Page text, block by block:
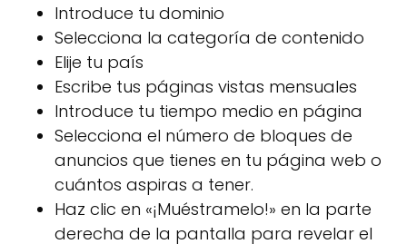
Introduce tu dominio
Selecciona la categoría de contenido
Elije tu país
Escribe tus páginas vistas mensuales
Introduce tu tiempo medio en página
Selecciona el número de bloques de
anuncios que tienes en tu página web o
cuántos aspiras a tener.
Haz clic en «¡Muéstramelo!» en la parte
derecha de la pantalla para revelar el